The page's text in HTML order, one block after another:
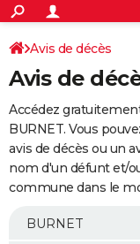
ACTUALITÉS
Politique
Société
Faits Divers
Education
Monde
Villes
+
SPORT
Coupe du monde 2026
Football
Tennis
Cyclisme
Rugby
Forum
Programme TV
TNT
Streaming
Cinéma
Sorties cinéma
Musique
+
FINANCE
Retraite
Epargne
Immobilier
Risques naturels par
Banque
Assurance
AUTO
Essais
Réserver un essai
Citadines
Berlines
SUV
Forum auto
+
Mobiles
Meilleur smartphone
Internet
Ordinateurs
Jeux vidéo
Guide high-tech
Avis de décès
Avis de
Accédez
BURNET. Vous
avis de décès ou un
nom d'un défunt et/
commune dans le